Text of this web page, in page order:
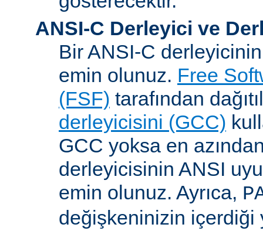
ANSI-C Derleyici ve
Bir ANSI-C
emin olunuz. Free
(FSF) tarafından
derleyicisini (GCC)
GCC yoksa en azından
derleyicisinin ANSI
emin olunuz. Ayrıca,
değişkeninizin